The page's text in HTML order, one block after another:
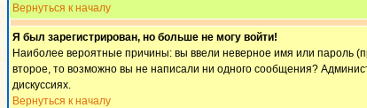
Вернуться к началу
Я был зарегистрирован, но больше не могу войти!
Наиболее вероятные причины: вы ввели неверное имя или пароль
второе, то возможно вы не написали ни одного сообщения?
дискуссиях.
Вернуться к началу